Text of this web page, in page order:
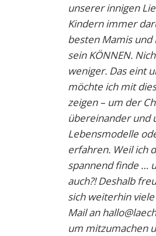
unserer innigen
Kindern immer
besten Mamis und
sein KÖNNEN.
weniger. Das eint
möchte ich mit
zeigen – um der
übereinander und
Lebensmodelle
erfahren. Weil ich
spannend finde …
auch?! Deshalb
sich weiterhin
Mail an
um mitzumachen